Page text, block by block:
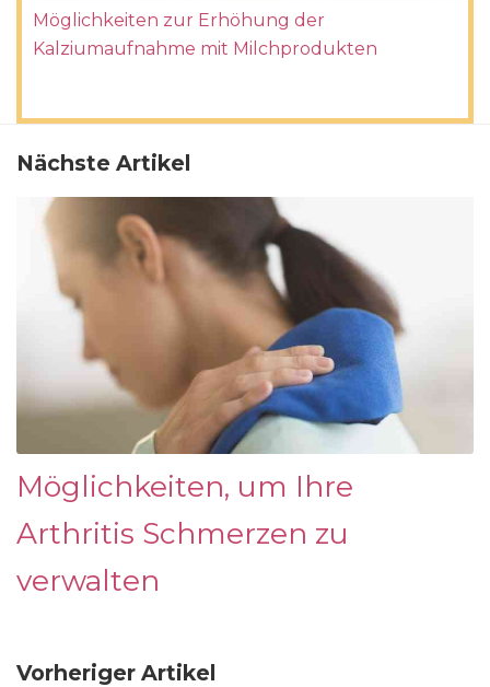
Möglichkeiten zur Erhöhung der
Kalziumaufnahme mit Milchprodukten
Nächste Artikel
Möglichkeiten, um Ihre
Arthritis Schmerzen zu
verwalten
Vorheriger Artikel